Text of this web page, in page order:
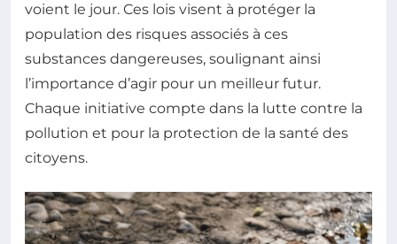
voient le jour. Ces lois visent à protéger la
population des risques associés à ces
substances dangereuses, soulignant ainsi
l’importance d’agir pour un meilleur futur.
Chaque initiative compte dans la lutte contre la
pollution et pour la protection de la santé des
citoyens.